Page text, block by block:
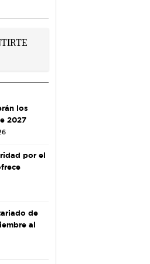
los
2027
por el
de
al